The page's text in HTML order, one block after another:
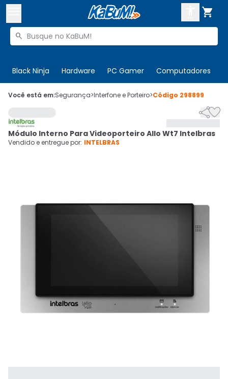

Buscar produtos

Black Ninja Hardware PC Gamer Computadores
 Olá. Acesse sua conta
 Departamentos
Cupons
CADASTRE-SE
Você está em:Segurança>Interfone e Porteiro>Código 298899

Módulo Interno Para Videoporteiro Allo Wt7 Intelbras
Vendido e entregue por: INTELBRAS